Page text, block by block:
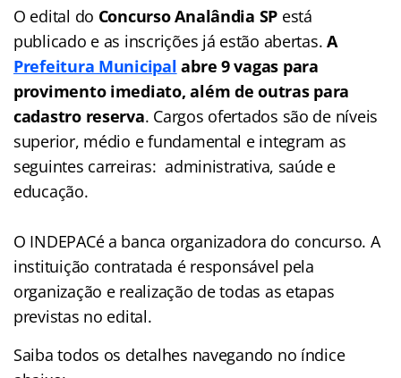
O edital do Concurso Analândia SP está
publicado e as inscrições já estão abertas.A
Prefeitura Municipal abre 9 vagas para
provimento imediato, além de outras para
cadastro reserva. Cargos ofertados são de níveis
superior, médio e fundamental e integram as
seguintes carreiras: administrativa, saúde e
educação.
O INDEPACé a banca organizadora do concurso. A
instituição contratada é responsável pela
organização e realização de todas as etapas
previstas no edital.
Saiba todos os detalhes navegando no índice